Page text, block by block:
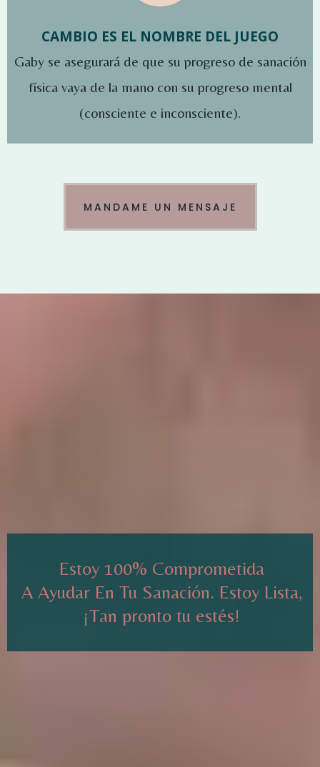
CAMBIO ES EL NOMBRE DEL JUEGO
Gaby se asegurará de que su progreso de sanación
física vaya de la mano con su progreso mental
(consciente e inconsciente).
MANDAME UN MENSAJE
Estoy 100% Comprometida
A Ayudar En Tu Sanación. Estoy Lista,
¡Tan pronto tu estés!